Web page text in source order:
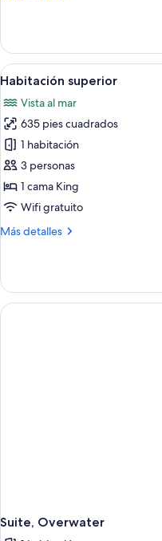
uso
individual
doble
de
uso
Abrir
todas
las
fotos
de
Habitación
superior
4
Habitación superior
Vista al mar
635 pies cuadrados
1 habitación
3 personas
1 cama King
Wifi gratuito
Más detalles
Más
superior
Suite, Overwater